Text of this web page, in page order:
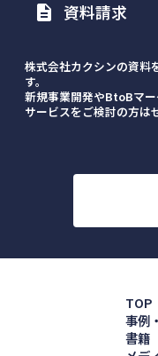
description 資料請求
株式会社カクシンの資料
す。
新規事業開発やBtoBマ
サービスをご検討の方は
TOP
事例
書籍